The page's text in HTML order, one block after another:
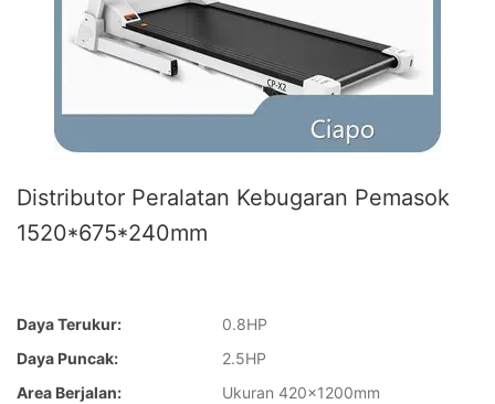
Distributor Peralatan Kebugaran Pemasok
1520*675*240mm
Daya Terukur:
0.8HP
Daya Puncak:
2.5HP
Area Berjalan:
Ukuran 420x1200mm